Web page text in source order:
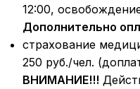
12:00,
Дополнительно
страхование
250 руб./чел.
ВНИМАНИЕ!!!